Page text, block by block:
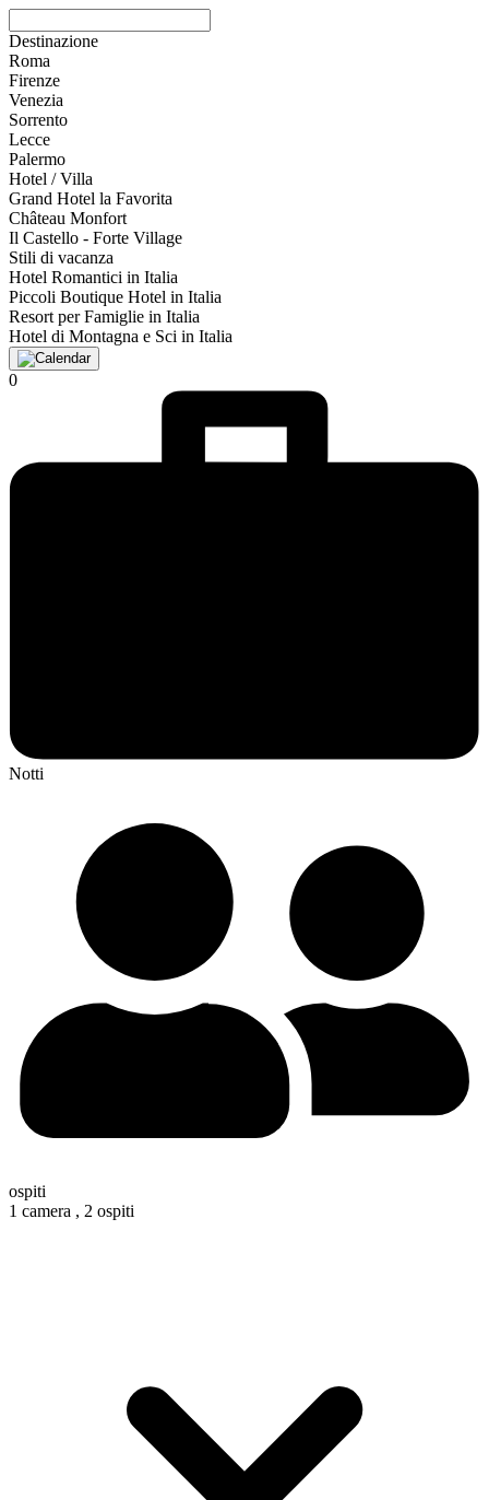
Destinazione
Roma
Firenze
Venezia
Sorrento
Lecce
Palermo
Hotel / Villa
Grand Hotel la Favorita
Château Monfort
Il Castello - Forte Village
Stili di vacanza
Hotel Romantici in Italia
Piccoli Boutique Hotel in Italia
Resort per Famiglie in Italia
Hotel di Montagna e Sci in Italia
0
Notti
ospiti
1 camera , 2 ospiti